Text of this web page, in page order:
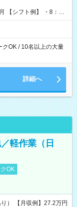
クOK / 10名以上の大量
詳細へ
軽作業（日
OK
） 【月収例】27.2万円